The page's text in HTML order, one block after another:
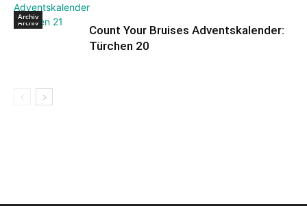
Archiv
Archiv
Count Your Bruises Adventskalender:
Türchen 20